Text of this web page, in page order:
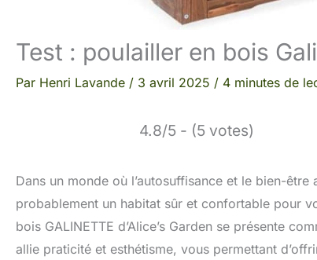
Test : poulailler en bois
Par Henri Lavande / 3 avril 2025 / 4 minutes de
4.8/5 - (5 votes)
Dans un monde où l’autosuffisance et le bien-
probablement un habitat sûr et confortable pour
bois GALINETTE d’Alice’s Garden se présente
allie praticité et esthétisme, vous permettant